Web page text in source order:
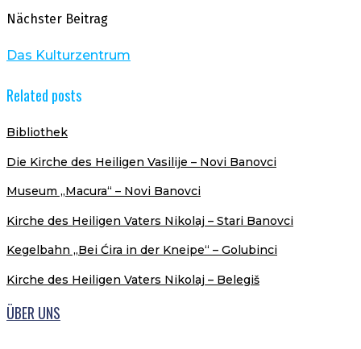
Nächster Beitrag
Das Kulturzentrum
Related posts
Bibliothek
Die Kirche des Heiligen Vasilije – Novi Banovci
Museum „Macura“ – Novi Banovci
Kirche des Heiligen Vaters Nikolaj – Stari Banovci
Kegelbahn „Bei Ćira in der Kneipe“ – Golubinci
Kirche des Heiligen Vaters Nikolaj – Belegiš
ÜBER UNS